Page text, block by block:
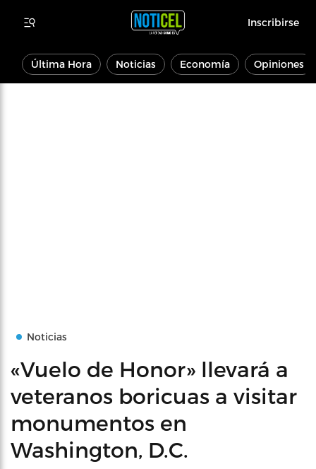
Inscribirse
Última Hora Noticias Economía Opiniones
Noticias
«Vuelo de Honor» llevará a
veteranos boricuas a visitar
monumentos en
Washington, D.C.